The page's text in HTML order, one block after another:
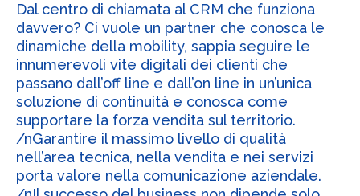
Dal centro di chiamata al CRM che funziona
davvero? Ci vuole un partner che conosca le
dinamiche della mobility, sappia seguire le
innumerevoli vite digitali dei clienti che
passano dall’off line e dall’on line in un’unica
soluzione di continuità e conosca come
supportare la forza vendita sul territorio.
/nGarantire il massimo livello di qualità
nell’area tecnica, nella vendita e nei servizi
porta valore nella comunicazione aziendale.